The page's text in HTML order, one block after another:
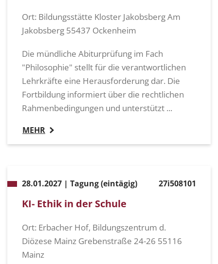
Ort: Bildungsstätte Kloster Jakobsberg Am
Jakobsberg 55437 Ockenheim
Die mündliche Abiturprüfung im Fach
"Philosophie" stellt für die verantwortlichen
Lehrkräfte eine Herausforderung dar. Die
Fortbildung informiert über die rechtlichen
Rahmenbedingungen und unterstützt ...
MEHR
28.01.2027 | Tagung (eintägig) 27i508101
KI- Ethik in der Schule
Ort: Erbacher Hof, Bildungszentrum d.
Diözese Mainz Grebenstraße 24-26 55116
Mainz